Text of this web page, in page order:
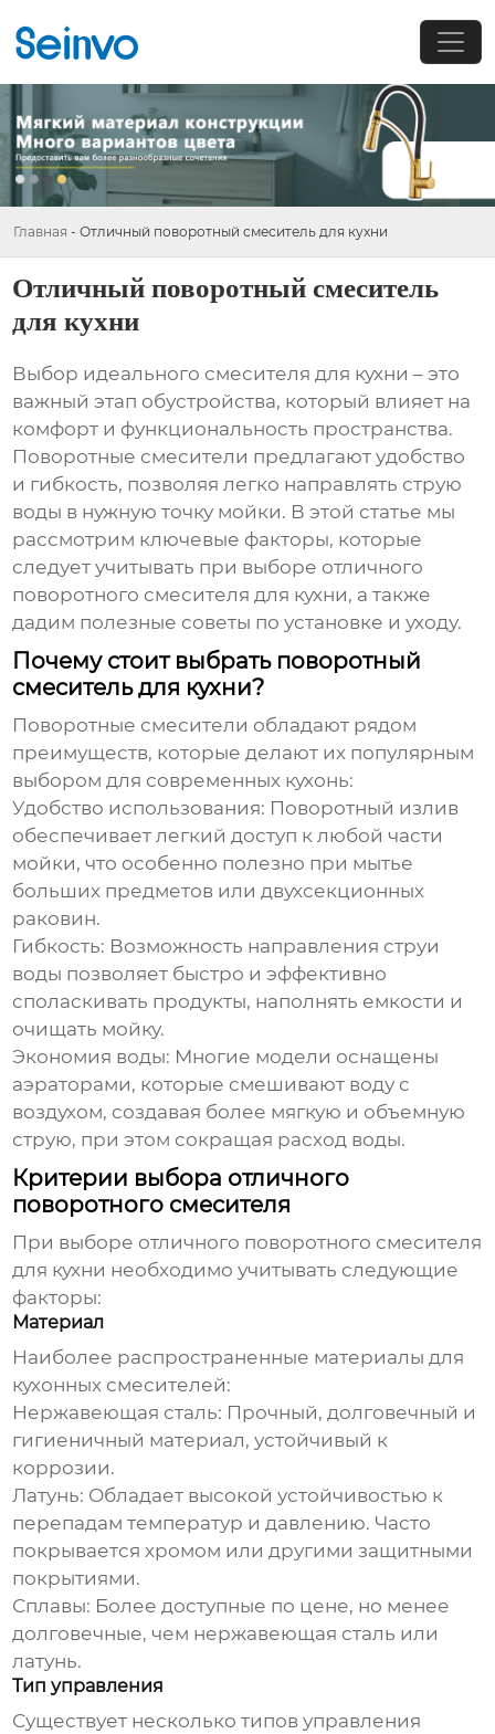
Главная - Отличный поворотный смеситель для кухни
Отличный поворотный смеситель
для кухни
Выбор идеального смесителя для кухни – это
важный этап обустройства, который влияет на
комфорт и функциональность пространства.
Поворотные смесители предлагают удобство
и гибкость, позволяя легко направлять струю
воды в нужную точку мойки. В этой статье мы
рассмотрим ключевые факторы, которые
следует учитывать при выборе отличного
поворотного смесителя для кухни, а также
дадим полезные советы по установке и уходу.
Почему стоит выбрать поворотный
смеситель для кухни?
Поворотные смесители обладают рядом
преимуществ, которые делают их популярным
выбором для современных кухонь:
Удобство использования: Поворотный излив
обеспечивает легкий доступ к любой части
мойки, что особенно полезно при мытье
больших предметов или двухсекционных
раковин.
Гибкость: Возможность направления струи
воды позволяет быстро и эффективно
споласкивать продукты, наполнять емкости и
очищать мойку.
Экономия воды: Многие модели оснащены
аэраторами, которые смешивают воду с
воздухом, создавая более мягкую и объемную
струю, при этом сокращая расход воды.
Критерии выбора отличного
поворотного смесителя
При выборе отличного поворотного смесителя
для кухни необходимо учитывать следующие
факторы:
Материал
Наиболее распространенные материалы для
кухонных смесителей:
Нержавеющая сталь: Прочный, долговечный и
гигиеничный материал, устойчивый к
коррозии.
Латунь: Обладает высокой устойчивостью к
перепадам температур и давлению. Часто
покрывается хромом или другими защитными
покрытиями.
Сплавы: Более доступные по цене, но менее
долговечные, чем нержавеющая сталь или
латунь.
Тип управления
Существует несколько типов управления